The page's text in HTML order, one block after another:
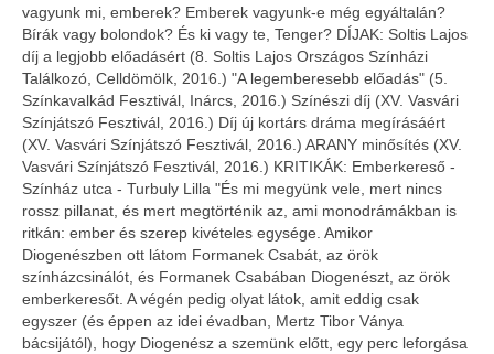
vagyunk mi, emberek? Emberek vagyunk-e még egyáltalán?
Bírák vagy bolondok? És ki vagy te, Tenger? DÍJAK: Soltis Lajos
díj a legjobb előadásért (8. Soltis Lajos Országos Színházi
Találkozó, Celldömölk, 2016.) "A legemberesebb előadás" (5.
Színkavalkád Fesztivál, Inárcs, 2016.) Színészi díj (XV. Vasvári
Színjátszó Fesztivál, 2016.) Díj új kortárs dráma megírásáért
(XV. Vasvári Színjátszó Fesztivál, 2016.) ARANY minősítés (XV.
Vasvári Színjátszó Fesztivál, 2016.) KRITIKÁK: Emberkereső -
Színház utca - Turbuly Lilla "És mi megyünk vele, mert nincs
rossz pillanat, és mert megtörténik az, ami monodrámákban is
ritkán: ember és szerep kivételes egysége. Amikor
Diogenészben ott látom Formanek Csabát, az örök
színházcsinálót, és Formanek Csabában Diogenészt, az örök
emberkeresőt. A végén pedig olyat látok, amit eddig csak
egyszer (és éppen az idei évadban, Mertz Tibor Ványa
bácsijától), hogy Diogenész a szemünk előtt, egy perc leforgása